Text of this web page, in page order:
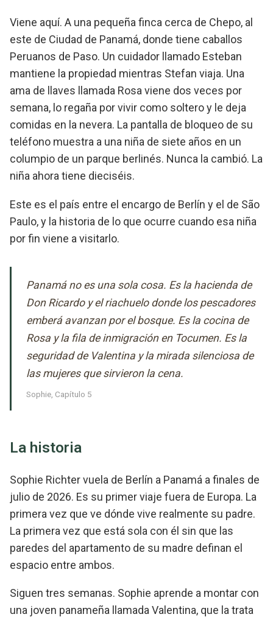
Viene aquí. A una pequeña finca cerca de Chepo, al
este de Ciudad de Panamá, donde tiene caballos
Peruanos de Paso. Un cuidador llamado Esteban
mantiene la propiedad mientras Stefan viaja. Una
ama de llaves llamada Rosa viene dos veces por
semana, lo regaña por vivir como soltero y le deja
comidas en la nevera. La pantalla de bloqueo de su
teléfono muestra a una niña de siete años en un
columpio de un parque berlinés. Nunca la cambió. La
niña ahora tiene dieciséis.
Este es el país entre el encargo de Berlín y el de São
Paulo, y la historia de lo que ocurre cuando esa niña
por fin viene a visitarlo.
Panamá no es una sola cosa. Es la hacienda de
Don Ricardo y el riachuelo donde los pescadores
emberá avanzan por el bosque. Es la cocina de
Rosa y la fila de inmigración en Tocumen. Es la
seguridad de Valentina y la mirada silenciosa de
las mujeres que sirvieron la cena.
Sophie, Capítulo 5
La historia
Sophie Richter vuela de Berlín a Panamá a finales de
julio de 2026. Es su primer viaje fuera de Europa. La
primera vez que ve dónde vive realmente su padre.
La primera vez que está sola con él sin que las
paredes del apartamento de su madre definan el
espacio entre ambos.
Siguen tres semanas. Sophie aprende a montar con
una joven panameña llamada Valentina, que la trata